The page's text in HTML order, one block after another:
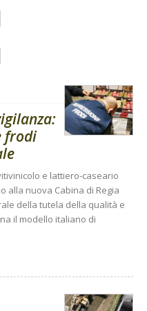
frodi
e lattiero-caseario
alla nuova Cabina di Regia
della tutela della qualità e
il modello italiano di